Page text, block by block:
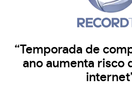
“Temporada de
ano aumenta risco